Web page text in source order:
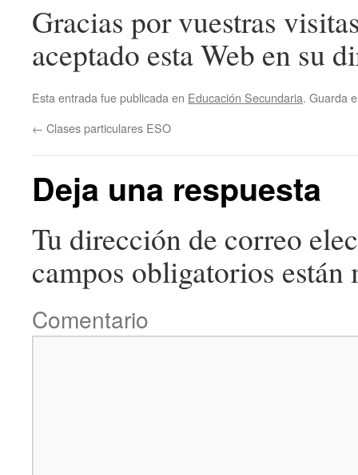
Gracias por vuestras
aceptado esta Web en su
Esta entrada fue publicada en Educación Secundaria. Guarda
← Clases particulares ESO
Deja una respuesta
Tu dirección de correo
campos obligatorios
Comentario